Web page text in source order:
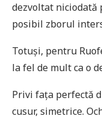
dezvoltat niciodată
posibil zborul
Totuși, pentru
la fel de mult ca o
Privi fața perfectă
cusur, simetrice.